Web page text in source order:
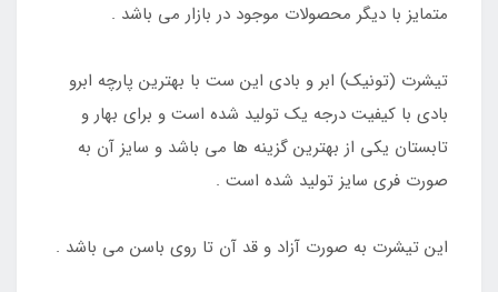
متمایز با دیگر محصولات موجود در بازار می باشد .
تیشرت (تونیک) ابر و بادی این ست با بهترین پارچه ابرو
بادی با کیفیت درجه یک تولید شده است و برای بهار و
تابستان یکی از بهترین گزینه ها می باشد و سایز آن به
صورت فری سایز تولید شده است .
این تیشرت به صورت آزاد و قد آن تا روی باسن می باشد .